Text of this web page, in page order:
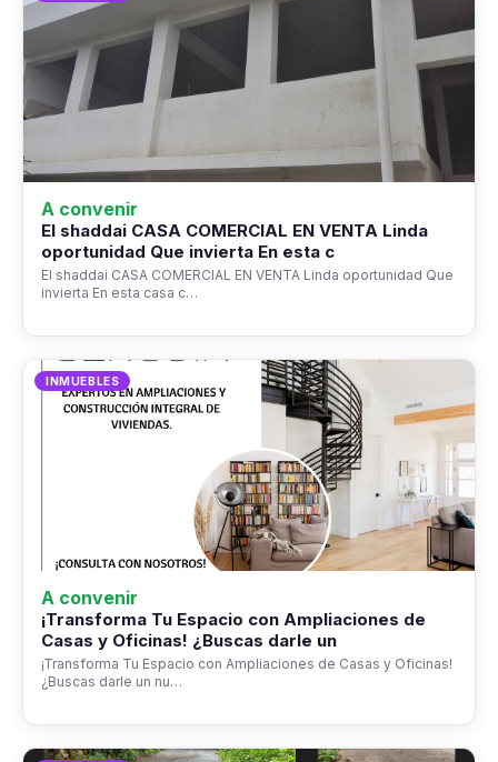
A convenir
El shaddai CASA COMERCIAL EN VENTA Linda
oportunidad Que invierta En esta c
El shaddai CASA COMERCIAL EN VENTA Linda oportunidad Que
invierta En esta casa c…
INMUEBLES
A convenir
¡Transforma Tu Espacio con Ampliaciones de
Casas y Oficinas! ¿Buscas darle un
¡Transforma Tu Espacio con Ampliaciones de Casas y Oficinas!
¿Buscas darle un nu…